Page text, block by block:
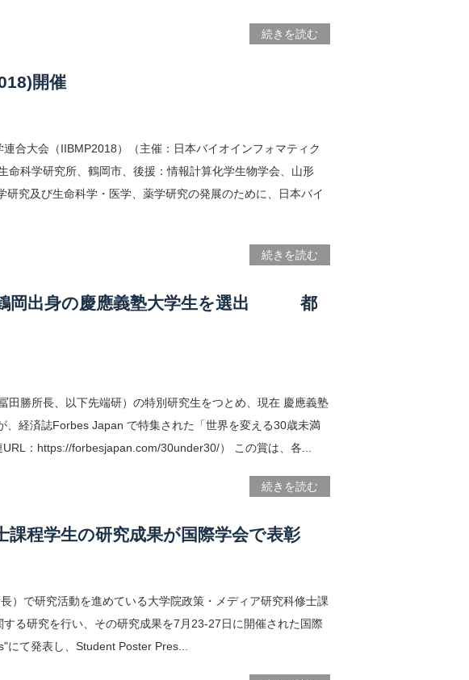
続きを読む
開催
合大会（IIBMP2018）（主催：日本バイオインフォマティク
命科学研究所、鶴岡市、後援：情報計算化学生物学会、山形
究及び生命科学・医学、薬学研究の発展のために、日本バイ
続きを読む
鶴岡出身の慶應義塾大学生を選出 都
勝所長、以下先端研）の特別研究生をつとめ、現在 慶應義塾
経済誌Forbes Japan で特集された「世界を変える30歳未満
：https://forbesjapan.com/30under30/） この賞は、各...
続きを読む
程学生の研究成果が国際学会で表彰
）で研究活動を進めている大学院政策・メディア研究科修士課
る研究を行い、その研究成果を7月23-27日に開催された国際
て発表し、Student Poster Pres...